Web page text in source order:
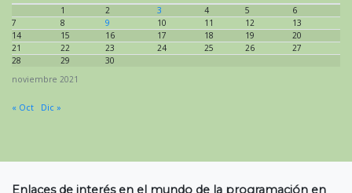
noviembre 2021
1
2 3 4 5
6
7
8 9 10 11 12
13
14
15 16 17 18 19
20
21
22 23 24 25 26
27
28
29 30
« Oct Dic »
Enlaces de interés en el mundo de la programación en